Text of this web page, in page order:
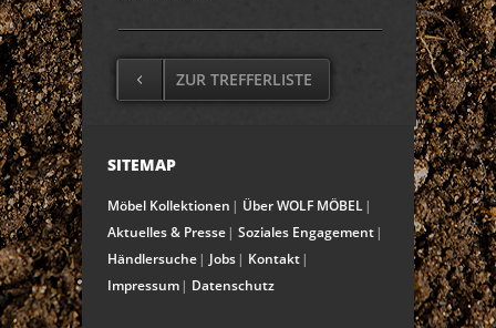
ZUR TREFFERLISTE
SITEMAP
Möbel Kollektionen
Über WOLF MÖBEL
Aktuelles & Presse
Soziales Engagement
Händlersuche
Jobs
Kontakt
Impressum
Datenschutz